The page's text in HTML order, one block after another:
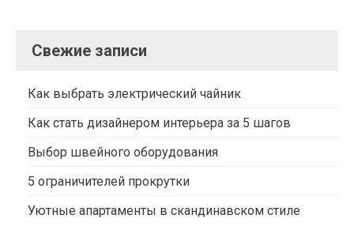
Свежие записи
Как выбрать электрический чайник
Как стать дизайнером интерьера за 5 шагов
Выбор швейного оборудования
5 ограничителей прокрутки
Уютные апартаменты в скандинавском стиле